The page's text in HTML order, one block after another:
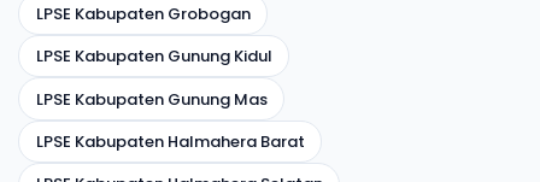
LPSE Kabupaten Grobogan
LPSE Kabupaten Gunung Kidul
LPSE Kabupaten Gunung Mas
LPSE Kabupaten Halmahera Barat